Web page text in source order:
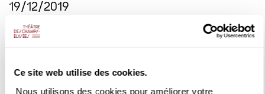
Ce site web utilise des cookies.
Nous utilisons des cookies pour améliorer votre
19/12/2019
Air "Infelice mia costanza" ( La Costanza non gradita,
Classics)